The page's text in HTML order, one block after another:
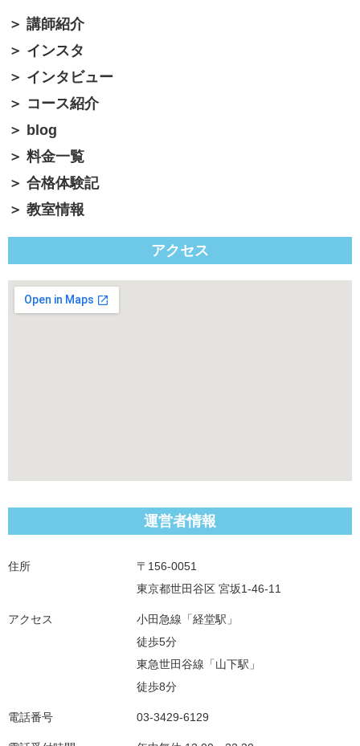
講師紹介
インスタ
インタビュー
コース紹介
blog
料金一覧
合格体験記
教室情報
アクセス
運営者情報
住所
〒156-0051
東京都世田谷区 宮坂1-46-11
アクセス
小田急線「経堂駅」
徒歩5分
東急世田谷線「山下駅」
徒歩8分
電話番号 03-3429-6129